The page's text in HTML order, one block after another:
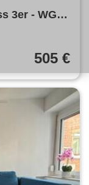
3er - WG in
505 €